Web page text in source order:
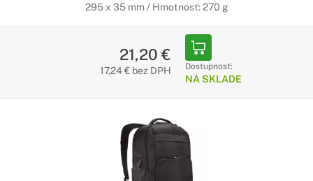
295 x 35 mm / Hmotnosť: 270 g
21,20 €
17,24 € bez DPH Dostupnosť:
NA SKLADE